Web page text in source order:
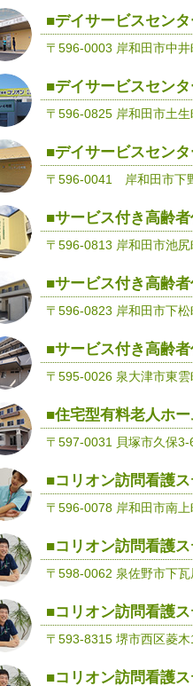
■デイサービスセン
〒596-0003 岸和田市中
■デイサービスセン
〒596-0825 岸和田市土
■デイサービスセン
〒596-0041 岸和田市下
■サービス付き高齢
〒596-0813 岸和田市池
■サービス付き高齢
〒596-0823 岸和田市下
■サービス付き高齢
〒595-0026 泉大津市東
■住宅型有料老人ホ
〒597-0031 貝塚市久保3-
■コリオン訪問看護
〒596-0078 岸和田市南
■コリオン訪問看護
〒598-0062 泉佐野市下
■コリオン訪問看護ス
〒593-8315 堺市西区菱
■コリオン訪問看護